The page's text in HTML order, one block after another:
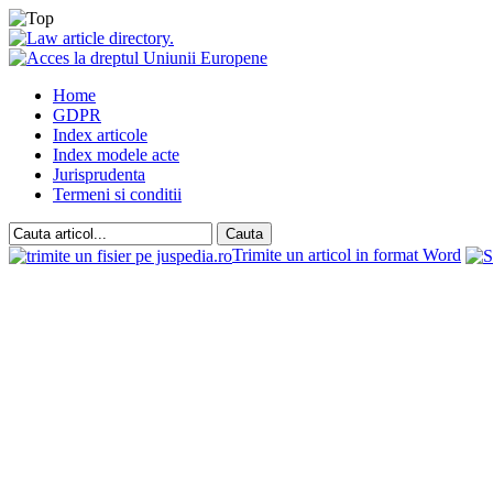
Home
GDPR
Index articole
Index modele acte
Jurisprudenta
Termeni si conditii
Trimite un articol in format Word